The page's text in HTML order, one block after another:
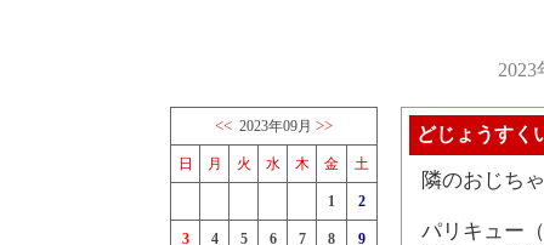
<< 2023年09月 >>
日 月 火 水 木 金 土
1 2
3 4 5 6 7 8 9
どじょうすく
隣のおじち
パリキュー